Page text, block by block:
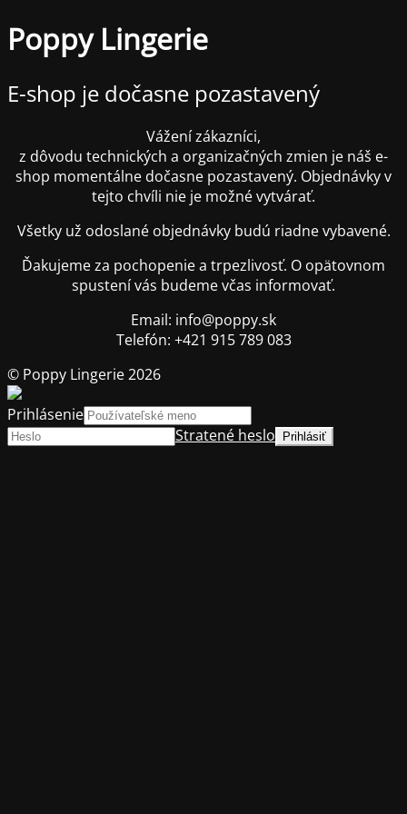
Poppy Lingerie
E-shop je dočasne pozastavený
Vážení zákazníci,
z dôvodu technických a organizačných zmien je náš e-
shop momentálne dočasne pozastavený. Objednávky v
tejto chvíli nie je možné vytvárať.
Všetky už odoslané objednávky budú riadne vybavené.
Ďakujeme za pochopenie a trpezlivosť. O opätovnom
spustení vás budeme včas informovať.
Email: info@poppy.sk
Telefón: +421 915 789 083
© Poppy Lingerie 2026
Prihlásenie
Stratené heslo